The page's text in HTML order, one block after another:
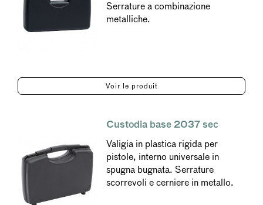
Serrature a combinazione
metalliche.
Voir le produit
Custodia base 2037 sec
Valigia in plastica rigida per
pistole, interno universale in
spugna bugnata. Serrature
scorrevoli e cerniere in metallo.